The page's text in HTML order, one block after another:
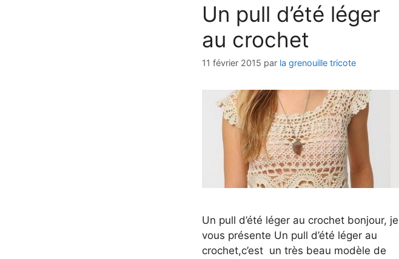
Un pull d’été léger
au crochet
11 février 2015 par la grenouille tricote
Un pull d’été léger au crochet bonjour, je
vous présente Un pull d’été léger au
crochet,c’est un très beau modèle de